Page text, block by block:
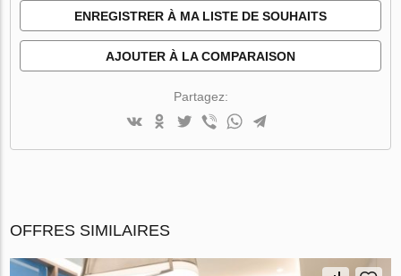
ENREGISTRER À MA LISTE DE SOUHAITS
AJOUTER À LA COMPARAISON
Partagez:
OFFRES SIMILAIRES